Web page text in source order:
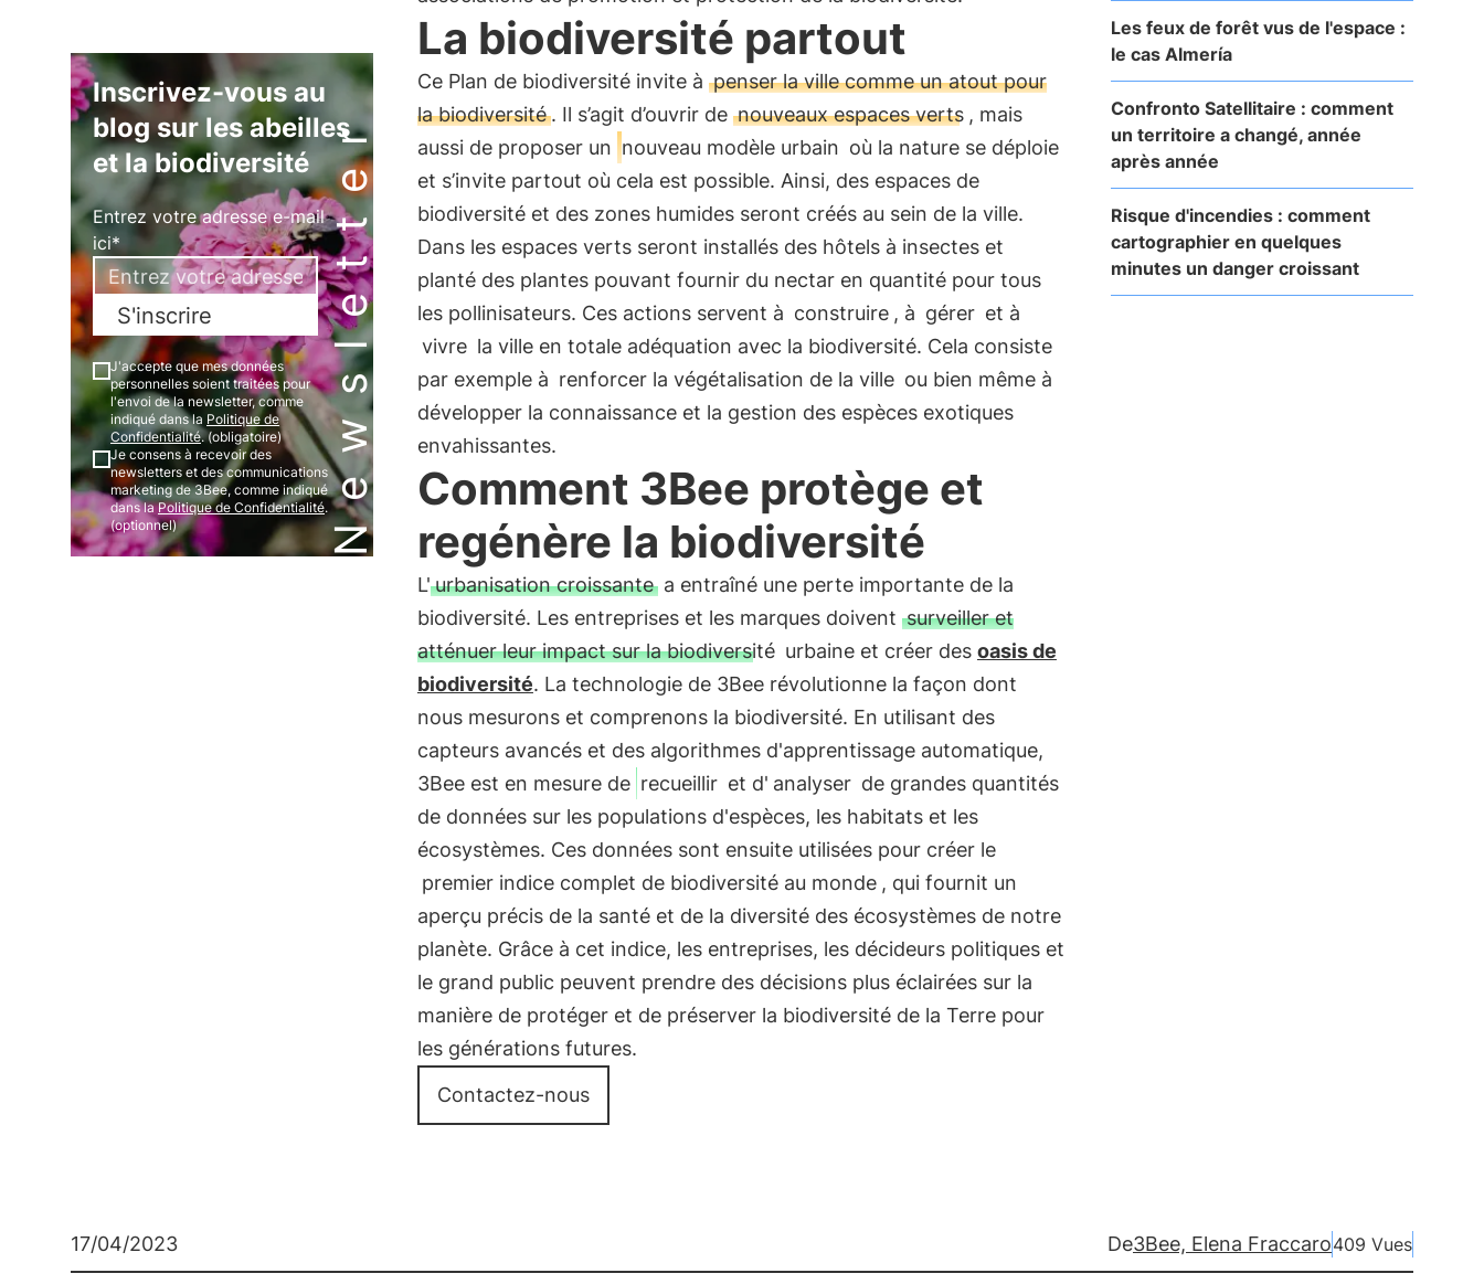
Newsletter
Inscrivez-vous au
blog sur les abeilles
et la biodiversité
Entrez votre adresse e-mail
ici*
S'inscrire
J'accepte que mes données
personnelles soient traitées pour
l'envoi de la newsletter, comme
indiqué dans la Politique de
Confidentialité. (obligatoire)
Je consens à recevoir des
newsletters et des communications
marketing de 3Bee, comme indiqué
dans laPolitique de Confidentialité.
(optionnel)
La biodiversité partout
Ce Plan de biodiversité invite à penser la ville comme un atout pour
la biodiversité. Il s’agit d’ouvrir de nouveaux espaces verts , mais
aussi de proposer un nouveau modèle urbain où la nature se déploie
et s’invite partout où cela est possible. Ainsi, des espaces de
biodiversité et des zones humides seront créés au sein de la ville.
Dans les espaces verts seront installés des hôtels à insectes et
planté des plantes pouvant fournir du nectar en quantité pour tous
les pollinisateurs. Ces actions servent à construire , à gérer et à
vivre la ville en totale adéquation avec la biodiversité. Cela consiste
par exemple à renforcer la végétalisation de la ville ou bien même à
développer la connaissance et la gestion des espèces exotiques
envahissantes.
Comment 3Bee protège et
regénère la biodiversité
L' urbanisation croissantea entraîné une perte importante de la
biodiversité. Les entreprises et les marques doivent surveiller et
atténuer leur impact sur la biodiversité urbaine et créer des oasis de
biodiversité. La technologie de 3Bee révolutionne la façon dont
nous mesurons et comprenons la biodiversité. En utilisant des
capteurs avancés et des algorithmes d'apprentissage automatique,
3Bee est en mesure de recueillir et d' analyser de grandes quantités
de données sur les populations d'espèces, les habitats et les
écosystèmes. Ces données sont ensuite utilisées pour créer le
premier indice complet de biodiversité au monde , qui fournit un
aperçu précis de la santé et de la diversité des écosystèmes de notre
planète. Grâce à cet indice, les entreprises, les décideurs politiques et
le grand public peuvent prendre des décisions plus éclairées sur la
manière de protéger et de préserver la biodiversité de la Terre pour
les générations futures.
Contactez-nous
Les feux de forêt vus de l'espace :
le cas Almería
Confronto Satellitaire : comment
un territoire a changé, année
après année
Risque d'incendies : comment
cartographier en quelques
minutes un danger croissant
17/04/2023 De3Bee, Elena Fraccaro409 Vues